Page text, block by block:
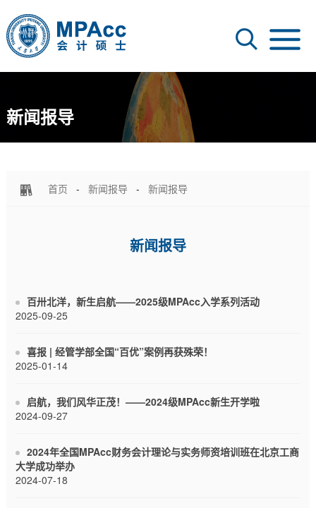
新闻报导
首页 - 新闻报导 - 新闻报导
新闻报导
百卅北洋，新生启航——2025级MPAcc入学系列活动
2025-09-25
喜报 | 经管学部全国“百优”案例再获殊荣！
2025-01-14
启航，我们风华正茂！——2024级MPAcc新生开学啦
2024-09-27
2024年全国MPAcc财务会计理论与实务师资培训班在北京工商
大学成功举办
2024-07-18